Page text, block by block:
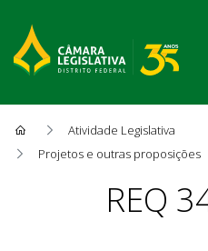
Atividade Legislativa
Projetos e outras proposições
Proposição
REQ